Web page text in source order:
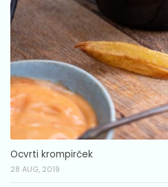
Ocvrti krompirček
28 AUG, 2019